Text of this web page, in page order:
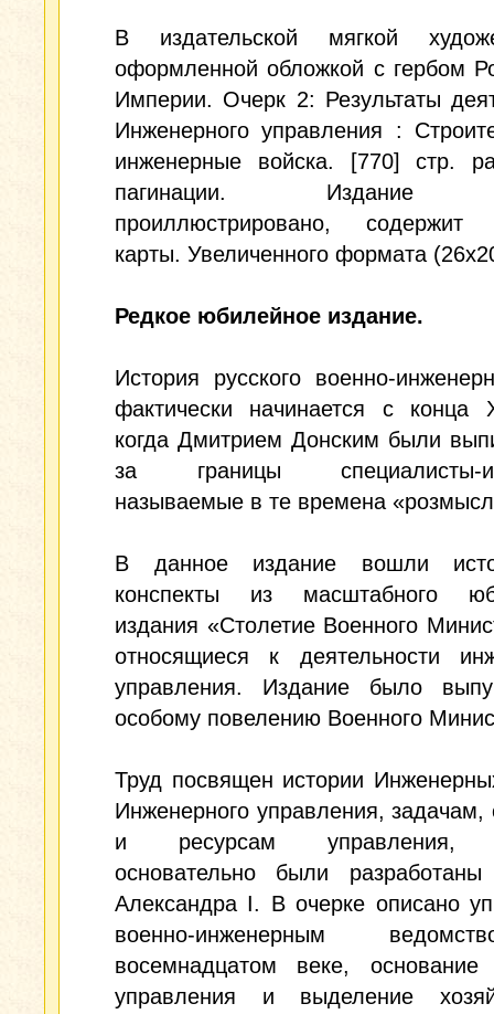
В издательской мягкой
оформленной обложкой с гербом
Империи. Очерк 2: Результаты
Инженерного управления :
инженерные войска. [770] стр.
пагинации. Издание
проиллюстрировано, содержит
карты. Увеличенного формата
Редкое юбилейное издание.
История русского военно-
фактически начинается с конца
когда Дмитрием Донским были
за границы специалисты-
называемые в те времена
В данное издание вошли
конспекты из масштабного
издания «Столетие Военного
относящиеся к деятельности
управления. Издание было
особому повелению Военного
Труд посвящен истории
Инженерного управления, задачам,
и ресурсам управления,
основательно были
Александра I. В очерке описано
военно-инженерным
восемнадцатом веке, основание
управления и выделение